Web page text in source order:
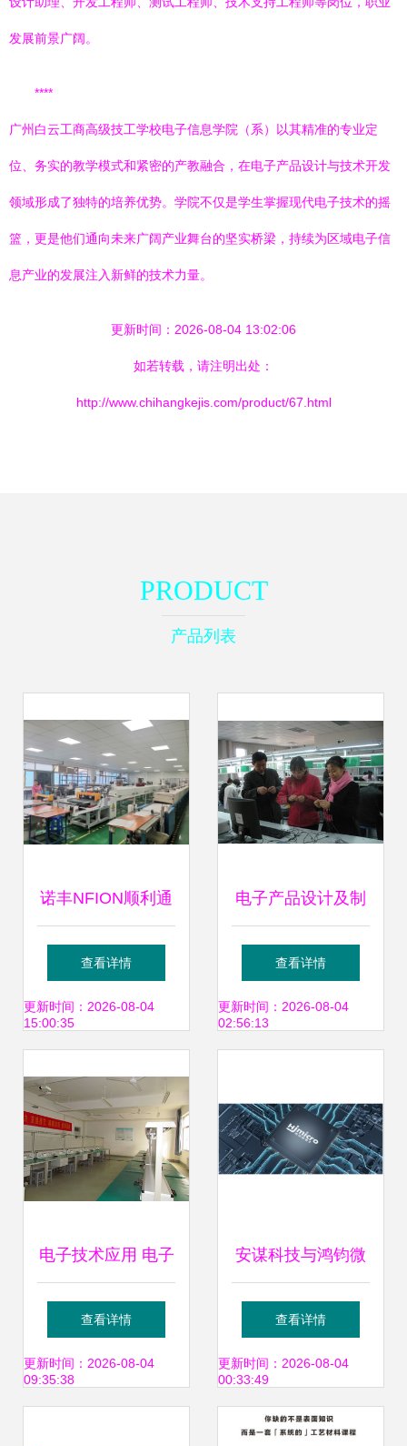
发展前景广阔。
****
广州白云工商高级技工学校电子信息学院（系）以其精准的专业定
位、务实的教学模式和紧密的产教融合，在电子产品设计与技术开发
领域形成了独特的培养优势。学院不仅是学生掌握现代电子技术的摇
篮，更是他们通向未来广阔产业舞台的坚实桥梁，持续为区域电子信
息产业的发展注入新鲜的技术力量。
更新时间：2026-08-04 13:02:06
如若转载，请注明出处：
http://www.chihangkejis.com/product/67.html
PRODUCT
产品列表
诺丰NFION顺利通
过IATF16949:2016
认证 新起点、新征
查看详情
更新时间：2026-08-04
15:00:35
电子产品设计及制
作技能竞赛圆满结
束 创新与技术开发
查看详情
更新时间：2026-08-04
02:56:13
电子技术应用 电子
产品设计与技术开
发展望
查看详情
更新时间：2026-08-04
09:35:38
安谋科技与鸿钧微
电子携手 加速服务
器CPU产业与生态
落地的新篇章
查看详情
更新时间：2026-08-04
00:33:49